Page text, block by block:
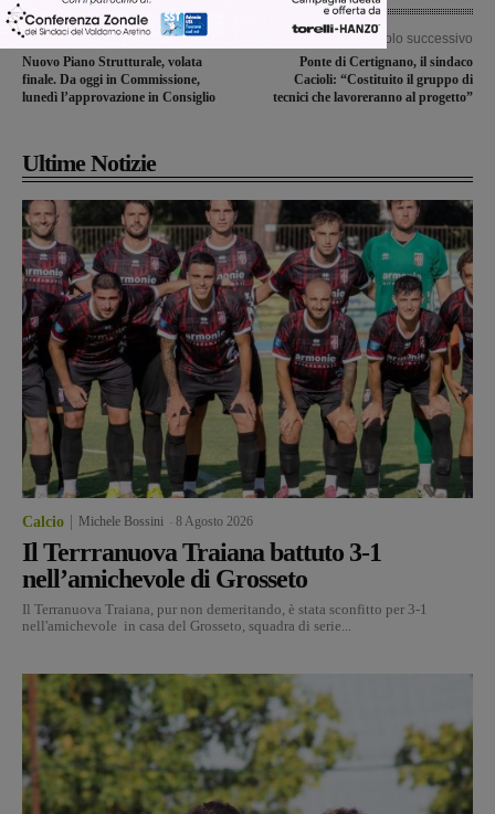
Articolo precedente
Nuovo Piano Strutturale, volata
finale. Da oggi in Commissione,
lunedì l’approvazione in Consiglio
Articolo successivo
Ponte di Certignano, il sindaco
Cacioli: “Costituito il gruppo di
tecnici che lavoreranno al progetto”
Ultime Notizie
Calcio Michele Bossini 8 Agosto 2026
Il Terrranuova Traiana battuto 3-1
nell’amichevole di Grosseto
Il Terranuova Traiana, pur non demeritando, è stata sconfitto per 3-1
nell'amichevole in casa del Grosseto, squadra di serie...